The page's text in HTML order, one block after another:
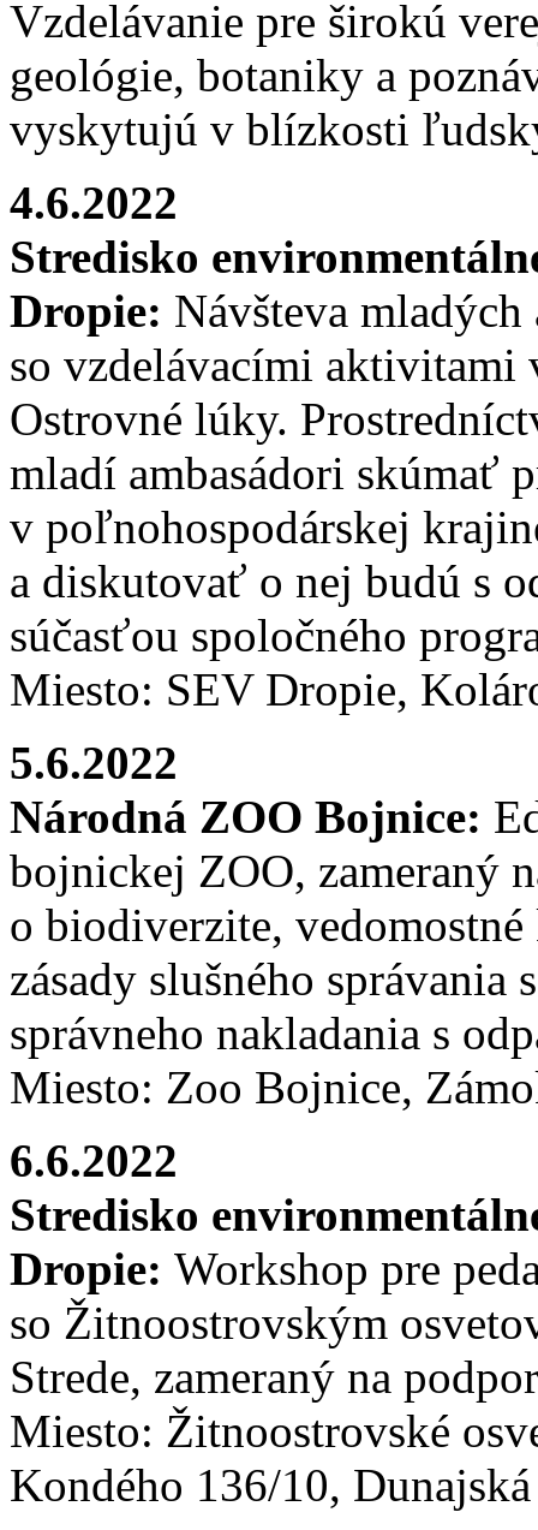
Vzdelávanie pre širokú
geológie, botaniky a
vyskytujú v blízkosti
4.6.2022
Stredisko
Dropie: Návšteva
so vzdelávacími aktivitami
Ostrovné lúky.
mladí ambasádori skúmať
v poľnohospodárskej
a diskutovať o nej budú s
súčasťou spoločného
Miesto: SEV Dropie,
5.6.2022
Národná ZOO Bojnice:
bojnickej ZOO, zameraný
o biodiverzite,
zásady slušného
správneho nakladania s
Miesto: Zoo Bojnice,
6.6.2022
Stredisko
Dropie: Workshop pre
so Žitnoostrovským
Strede, zameraný na
Miesto: Žitnoostrovské
Kondého 136/10, Dunajská